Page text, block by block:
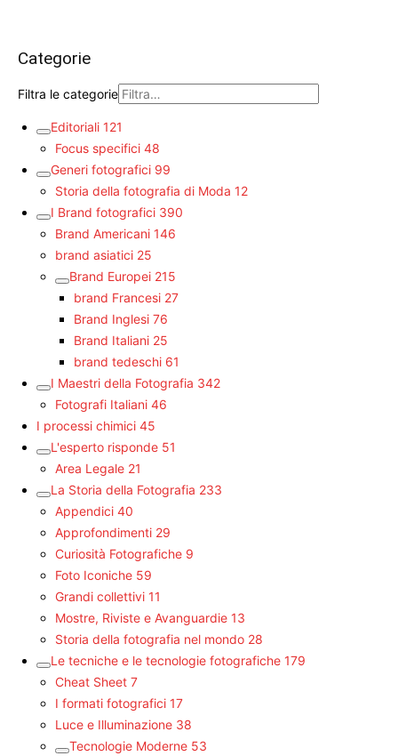
Categorie
Filtra le categorie
Editoriali 121
Focus specifici 48
Generi fotografici 99
Storia della fotografia di Moda 12
I Brand fotografici 390
Brand Americani 146
brand asiatici 25
Brand Europei 215
brand Francesi 27
Brand Inglesi 76
Brand Italiani 25
brand tedeschi 61
I Maestri della Fotografia 342
Fotografi Italiani 46
I processi chimici 45
L'esperto risponde 51
Area Legale 21
La Storia della Fotografia 233
Appendici 40
Approfondimenti 29
Curiosità Fotografiche 9
Foto Iconiche 59
Grandi collettivi 11
Mostre, Riviste e Avanguardie 13
Storia della fotografia nel mondo 28
Le tecniche e le tecnologie fotografiche 179
Cheat Sheet 7
I formati fotografici 17
Luce e Illuminazione 38
Tecnologie Moderne 53